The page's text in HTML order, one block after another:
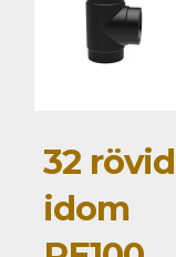
32
idom